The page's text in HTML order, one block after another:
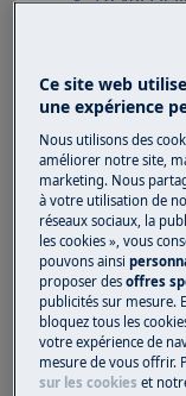
lave-
La porte
S'applique à
Lave-
Solution
Un
avant de
encastré.
Ce site web
une expérience
Nous utilisons des
améliorer notre site,
marketing. Nous
à votre utilisation de
réseaux sociaux, la
les cookies », vous
pouvons ainsi
proposer desoffres
publicités sur mesure.
bloquez tous les
votre expérience de
mesure de vous offrir.
sur les cookies et